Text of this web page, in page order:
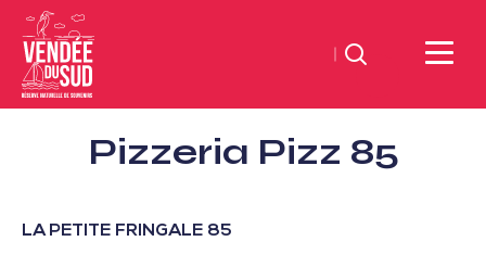
Sud
Vendée
Suchen
Pizzeria Pizz 85
LA PETITE FRINGALE 85